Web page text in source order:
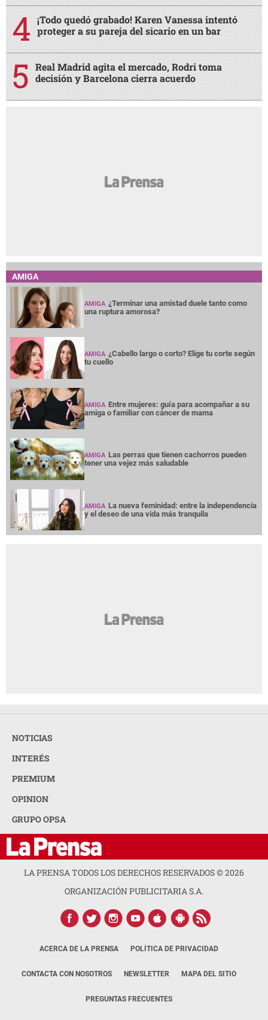
¡Todo quedó grabado! Karen Vanessa intentó
proteger a su pareja del sicario en un bar
Real Madrid agita el mercado, Rodri toma
decisión y Barcelona cierra acuerdo
AMIGA
AMIGA ¿Terminar una amistad duele tanto como
una ruptura amorosa?
AMIGA ¿Cabello largo o corto? Elige tu corte según
tu cuello
AMIGA Entre mujeres: guía para acompañar a su
amiga o familiar con cáncer de mama
AMIGA Las perras que tienen cachorros pueden
tener una vejez más saludable
AMIGA La nueva feminidad: entre la independencia
y el deseo de una vida más tranquila
NOTICIAS
INTERÉS
PREMIUM
OPINION
GRUPO OPSA
LA PRENSA TODOS LOS DERECHOS RESERVADOS ©2026
ORGANIZACIÓN PUBLICITARIA S.A.
ACERCA DE LA PRENSA POLÍTICA DE PRIVACIDAD
CONTACTA CON NOSOTROS NEWSLETTER MAPA DEL SITIO
PREGUNTAS FRECUENTES